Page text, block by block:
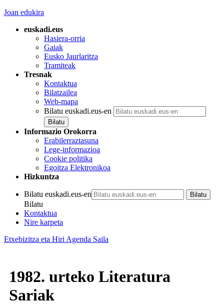
Joan edukira
euskadi.eus
Hasiera-orria
Gaiak
Eusko Jaurlaritza
Tramiteak
Tresnak
Kontaktua
Bilatzailea
Web-mapa
Bilatu euskadi.eus-en
Informazio Orokorra
Erabilerraztasuna
Lege-informazioa
Cookie politika
Egoitza Elektronikoa
Hizkuntza
Bilatu euskadi.eus-en
Bilatu
Kontaktua
Nire karpeta
Etxebizitza eta Hiri Agenda Saila
1982. urteko Literatura
Sariak